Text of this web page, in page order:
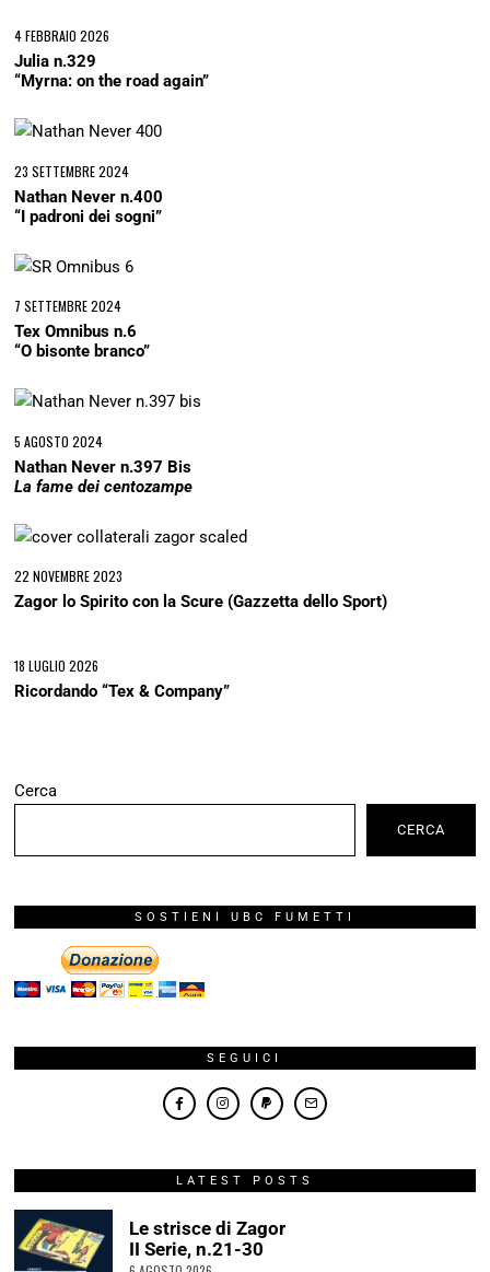
4 FEBBRAIO 2026
Julia n.329
“Myrna: on the road again”
23 SETTEMBRE 2024
Nathan Never n.400
“I padroni dei sogni”
7 SETTEMBRE 2024
Tex Omnibus n.6
“O bisonte branco”
5 AGOSTO 2024
Nathan Never n.397 Bis
La fame dei centozampe
22 NOVEMBRE 2023
Zagor lo Spirito con la Scure (Gazzetta dello Sport)
18 LUGLIO 2026
Ricordando “Tex & Company”
Cerca
CERCA
SOSTIENI UBC FUMETTI
SEGUICI
LATEST POSTS
Le strisce di Zagor
II Serie, n.21-30